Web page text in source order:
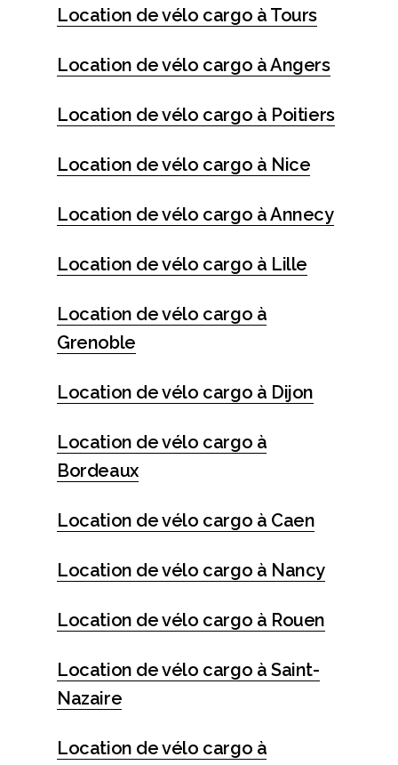
Location de vélo cargo à Tours
Location de vélo cargo à Angers
Location de vélo cargo à Poitiers
Location de vélo cargo à Nice
Location de vélo cargo à Annecy
Location de vélo cargo à Lille
Location de vélo cargo à
Grenoble
Location de vélo cargo à Dijon
Location de vélo cargo à
Bordeaux
Location de vélo cargo à Caen
Location de vélo cargo à Nancy
Location de vélo cargo à Rouen
Location de vélo cargo à Saint-
Nazaire
Location de vélo cargo à